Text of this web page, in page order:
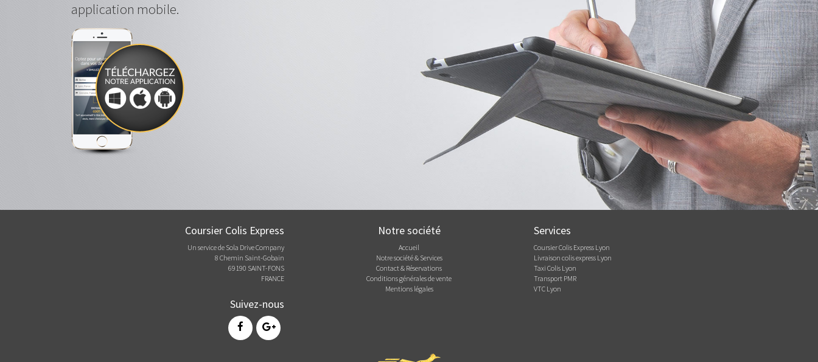
application mobile.
Coursier Colis Express
Un service de Sola Drive Company
8 Chemin Saint-Gobain
69190 SAINT-FONS
FRANCE
Suivez-nous
Notre société
Accueil
Notre société & Services
Contact & Réservations
Conditions générales de vente
Mentions légales
Services
Coursier Colis Express Lyon
Livraison colis express Lyon
Taxi Colis Lyon
Transport PMR
VTC Lyon